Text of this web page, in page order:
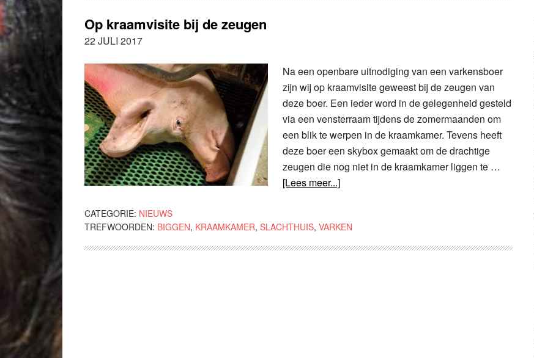
Op kraamvisite bij de zeugen
22 JULI 2017
Na een openbare uitnodiging van een varkensboer
zijn wij op kraamvisite geweest bij de zeugen van
deze boer. Een ieder word in de gelegenheid gesteld
via een vensterraam tijdens de zomermaanden om
een blik te werpen in de kraamkamer. Tevens heeft
deze boer een skybox gemaakt om de drachtige
zeugen die nog niet in de kraamkamer liggen te …
[Lees meer...]
CATEGORIE: NIEUWS
TREFWOORDEN: BIGGEN, KRAAMKAMER, SLACHTHUIS, VARKEN